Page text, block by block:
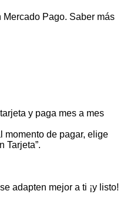
Mercado Pago. Saber más
y paga mes a mes
momento de pagar, elige
Tarjeta”.
adapten mejor a ti ¡y listo!